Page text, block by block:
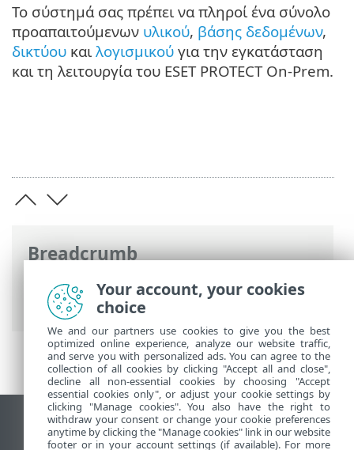
Breadcrumb
Ηλεκτρονική βοήθεια ESET>ESET
PROTECT On-Prem
Προδιαγραφές
Το σύστημά σας πρέπει να πληροί ένα σύνολο
προαπαιτούμενων υλικού, βάσης δεδομένων,
δικτύου και λογισμικού για την εγκατάσταση
και τη λειτουργία του ESET PROTECT On-Prem.
Προβολή ιστότοπου επιφάνειας εργασίας
Your account, your cookies
choice
We and our partners use cookies to give you the best
optimized online experience, analyze our website traffic,
and serve you with personalized ads. You can agree to the
collection of all cookies by clicking "Accept all and close",
decline all non-essential cookies by choosing "Accept
essential cookies only", or adjust your cookie settings by
clicking "Manage cookies". You also have the right to
withdraw your consent or change your cookie preferences
anytime by clicking the "Manage cookies" link in our website
footer or in your account settings (if available). For more